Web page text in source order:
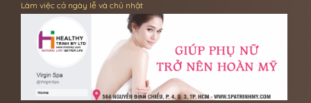
Làm việc cả ngày lễ và chủ nhật